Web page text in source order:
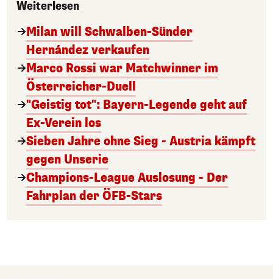
Weiterlesen
Milan will Schwalben-Sünder
Hernández verkaufen
Marco Rossi war Matchwinner im
Österreicher-Duell
"Geistig tot": Bayern-Legende geht auf
Ex-Verein los
Sieben Jahre ohne Sieg - Austria kämpft
gegen Unserie
Champions-League Auslosung - Der
Fahrplan der ÖFB-Stars